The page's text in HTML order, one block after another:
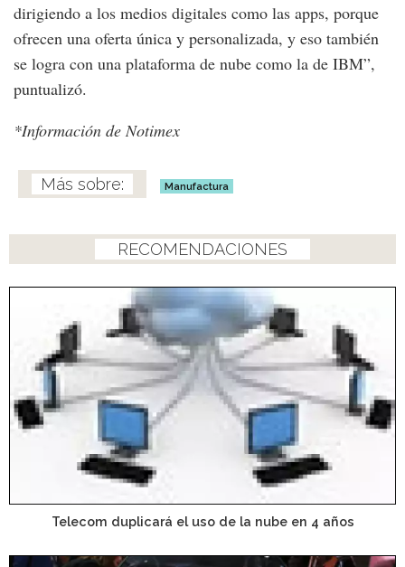
dirigiendo a los medios digitales como las apps, porque
ofrecen una oferta única y personalizada, y eso también
se logra con una plataforma de nube como la de IBM”,
puntualizó.
*Información de Notimex
Manufactura
RECOMENDACIONES
Telecom duplicará el uso de la nube en 4 años